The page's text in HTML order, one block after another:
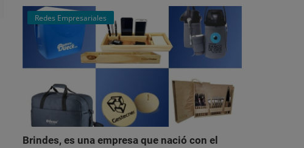
Redes Empresariales
Brindes, es una empresa que nació con el